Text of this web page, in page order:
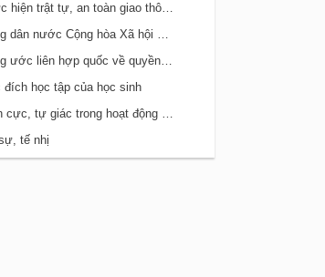
Bài 14: Thực hiện trật tự, an toàn giao thông
Bài 13: Công dân nước Cộng hòa Xã hội chủ nghĩa Việt Nam
Bài 12: Công ước liên hợp quốc về quyền trẻ em
đích học tập của học sinh
Bài 10: Tích cực, tự giác trong hoạt động tập thể và trong hoạt động xã hội
tế nhị